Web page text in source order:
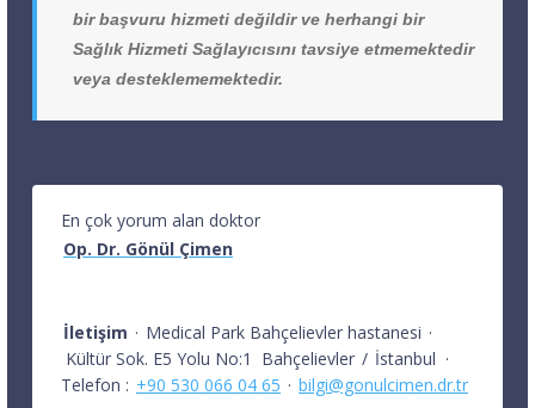
bir başvuru hizmeti değildir ve herhangi bir
Sağlık Hizmeti Sağlayıcısını tavsiye etmemektedir
veya desteklememektedir.
En çok yorum alan doktor
Op. Dr. Gönül Çimen
İletişim · Medical Park Bahçelievler hastanesi ·
Kültür Sok. E5 Yolu No:1
Bahçelievler / İstanbul ·
Telefon : +90 530 066 04 65 · bilgi@gonulcimen.dr.tr